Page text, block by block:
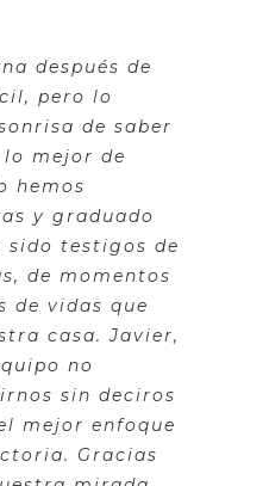
después de
pero lo
de saber
lo mejor de
hemos
y graduado
sido testigos de
de momentos
de vidas que
casa. Javier,
no
sin deciros
mejor enfoque
Gracias